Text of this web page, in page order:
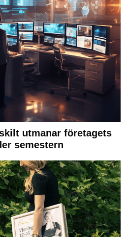
utmanar företagets
semestern